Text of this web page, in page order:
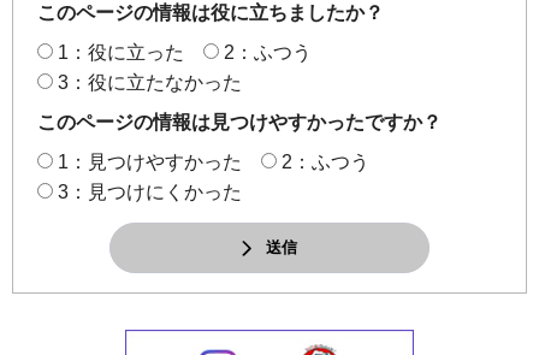
このページの情報は役に立ちましたか？
1：役に立った
2：ふつう
3：役に立たなかった
このページの情報は見つけやすかったですか？
1：見つけやすかった
2：ふつう
3：見つけにくかった
送信